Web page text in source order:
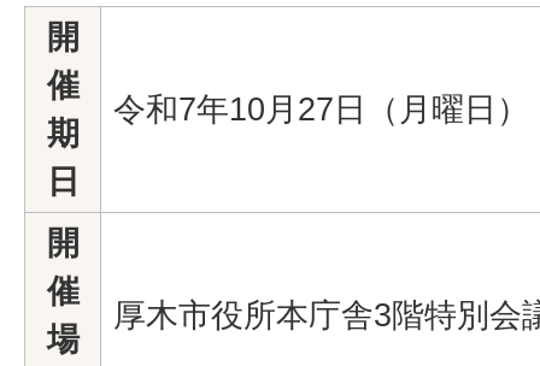
開
催
期
日
令和7年10月27日（月曜日）
開
催
場
厚木市役所本庁舎3階特別会